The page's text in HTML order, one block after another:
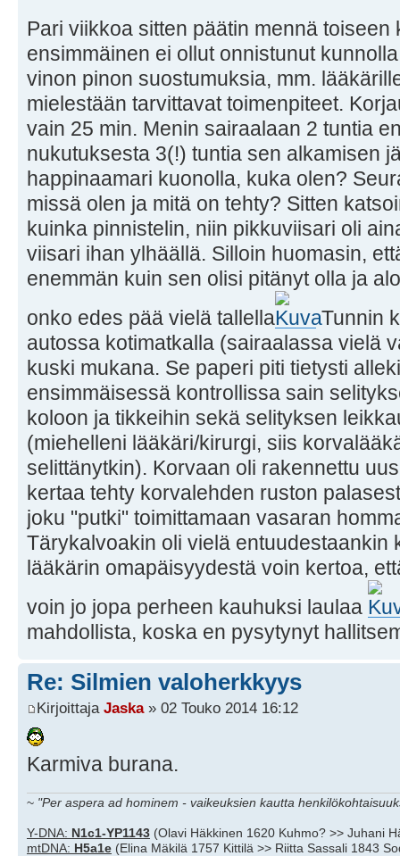
Pari viikkoa sitten päätin mennä
ensimmäinen ei ollut onnistunut
vinon pinon suostumuksia, mm.
mielestään tarvittavat toimenpiteet.
vain 25 min. Menin sairaalaan 2 tuntia
nukutuksesta 3(!) tuntia sen alkamisen
happinaamari kuonolla, kuka olen?
missä olen ja mitä on tehty? Sitten
kuinka pinnistelin, niin pikkuviisari oli
viisari ihan ylhäällä. Silloin huomasin,
enemmän kuin sen olisi pitänyt olla ja
onko edes pää vielä tallella
Tunnin
autossa kotimatkalla (sairaalassa vielä
kuski mukana. Se paperi piti tietysti
ensimmäisessä kontrollissa sain
koloon ja tikkeihin sekä selityksen
(miehelleni lääkäri/kirurgi, siis
selittänytkin). Korvaan oli rakennettu
kertaa tehty korvalehden ruston
joku "putki" toimittamaan vasaran
Tärykalvoakin oli vielä entuudestaankin
lääkärin omapäisyydestä voin kertoa,
voin jo jopa perheen kauhuksi laulaa
mahdollista, koska en pysytynyt
Re: Silmien valoherkkyys
Kirjoittaja Jaska» 02 Touko 2014 16:12
Karmiva burana.
~ "Per aspera ad hominem - vaikeuksien kautta
Y-DNA: N1c1-YP1143 (Olavi Häkkinen 1620 Kuhmo? >> Juhani
mtDNA: H5a1e (Elina Mäkilä 1757 Kittilä >> Riitta Sassali 1843